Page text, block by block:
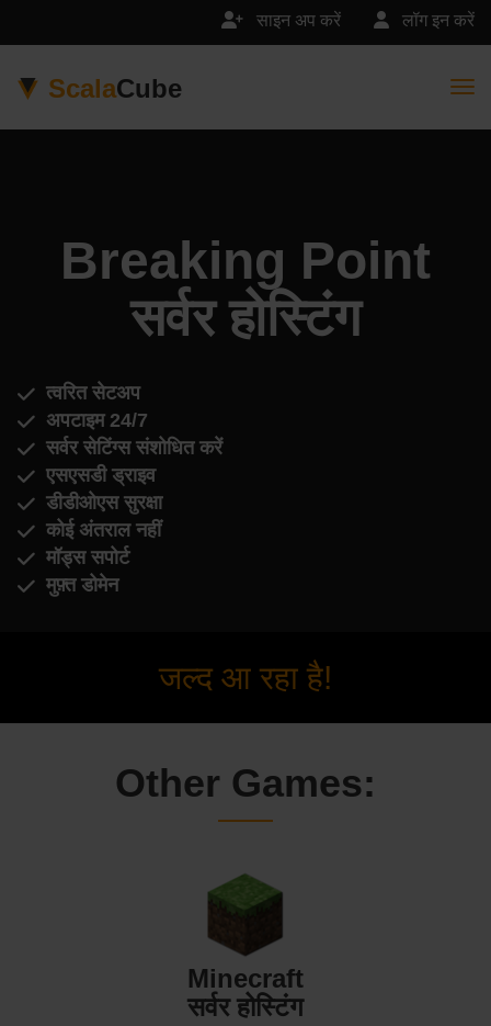
लॉग इन करें
साइन अप करें
ScalaCube
Breaking Point
सर्वर होस्टिंग
त्वरित सेटअप
अपटाइम 24/7
सर्वर सेटिंग्स संशोधित करें
एसएसडी ड्राइव
डीडीओएस सुरक्षा
कोई अंतराल नहीं
मॉड्स सपोर्ट
मुफ़्त डोमेन
जल्द आ रहा है!
Other Games:
Minecraft
सर्वर होस्टिंग